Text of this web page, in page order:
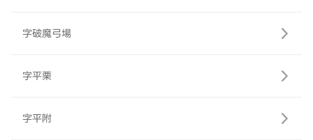
字破魔弓場
字平栗
字平附